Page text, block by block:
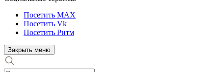
Посетить MAX
Посетить Vk
Посетить Ритм
Закрыть меню